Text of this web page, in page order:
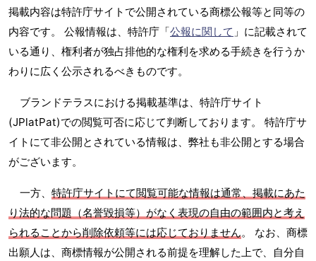
掲載内容は特許庁サイトで公開されている商標公報等と同等の
内容です。 公報情報は、特許庁「公報に関して 」に記載されて
いる通り、権利者が独占排他的な権利を求める手続きを行うか
わりに広く公示されるべきものです。
ブランドテラスにおける掲載基準は、特許庁サイト
(JPlatPat)での閲覧可否に応じて判断しております。 特許庁サ
イトにて非公開とされている情報は、弊社も非公開とする場合
がございます。
一方、 特許庁サイトにて閲覧可能な情報は通常、掲載にあた
り法的な問題（名誉毀損等）がなく表現の自由の範囲内と考え
られることから削除依頼等には応じておりません。 なお、商標
出願人は、商標情報が公開される前提を理解した上で、自分自